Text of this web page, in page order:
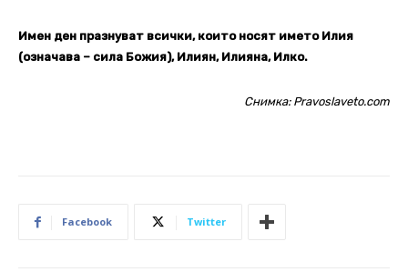
Имен ден празнуват всички, които носят името Илия
(означава – сила Божия), Илиян, Илияна, Илко.
Снимка: Pravoslaveto.com
Facebook Twitter